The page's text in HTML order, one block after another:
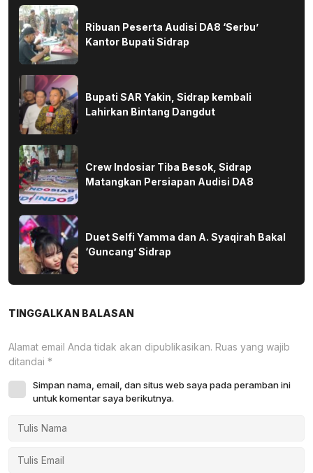
Ribuan Peserta Audisi DA8 ‘Serbu’
Kantor Bupati Sidrap
Bupati SAR Yakin, Sidrap kembali
Lahirkan Bintang Dangdut
Crew Indosiar Tiba Besok, Sidrap
Matangkan Persiapan Audisi DA8
Duet Selfi Yamma dan A. Syaqirah Bakal
‘Guncang’ Sidrap
TINGGALKAN BALASAN
Alamat email Anda tidak akan dipublikasikan. Ruas yang wajib
ditandai *
Simpan nama, email, dan situs web saya pada peramban ini
untuk komentar saya berikutnya.